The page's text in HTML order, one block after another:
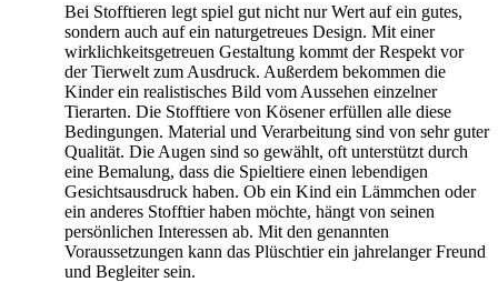
Bei Stofftieren legt spiel gut nicht nur Wert auf ein gutes,
sondern auch auf ein naturgetreues Design. Mit einer
wirklichkeitsgetreuen Gestaltung kommt der Respekt vor
der Tierwelt zum Ausdruck. Außerdem bekommen die
Kinder ein realistisches Bild vom Aussehen einzelner
Tierarten. Die Stofftiere von Kösener erfüllen alle diese
Bedingungen. Material und Verarbeitung sind von sehr guter
Qualität. Die Augen sind so gewählt, oft unterstützt durch
eine Bemalung, dass die Spieltiere einen lebendigen
Gesichtsausdruck haben. Ob ein Kind ein Lämmchen oder
ein anderes Stofftier haben möchte, hängt von seinen
persönlichen Interessen ab. Mit den genannten
Voraussetzungen kann das Plüschtier ein jahrelanger Freund
und Begleiter sein.